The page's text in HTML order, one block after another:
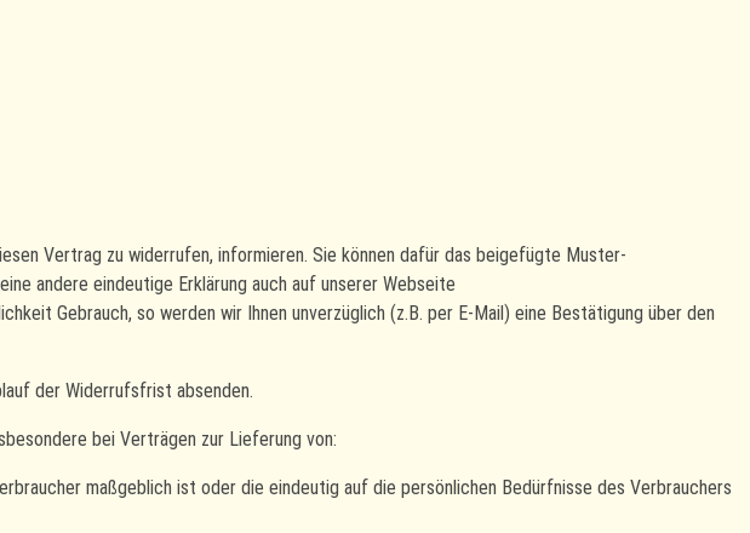
Vertrag zu widerrufen, informieren. Sie können dafür das beigefügte Muster-
andere eindeutige Erklärung auch auf unserer Webseite
Gebrauch, so werden wir Ihnen unverzüglich (z.B. per E-Mail) eine Bestätigung über den
der Widerrufsfrist absenden.
bei Verträgen zur Lieferung von:
maßgeblich ist oder die eindeutig auf die persönlichen Bedürfnisse des Verbrauchers